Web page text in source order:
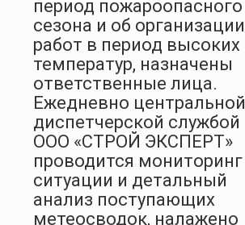
период пожароопасного
сезона и об организации
работ в период высоких
температур, назначены
ответственные лица.
Ежедневно центральной
диспетчерской службой
ООО «СТРОЙ ЭКСПЕРТ»
проводится мониторинг
ситуации и детальный
анализ поступающих
метеосводок, налажено